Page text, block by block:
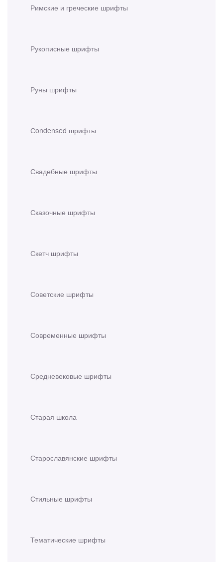
Римские и греческие шрифты
Рукописные шрифты
Руны шрифты
Сondensed шрифты
Свадебные шрифты
Сказочные шрифты
Скетч шрифты
Советские шрифты
Современные шрифты
Средневековые шрифты
Старая школа
Старославянские шрифты
Стильные шрифты
Тематические шрифты